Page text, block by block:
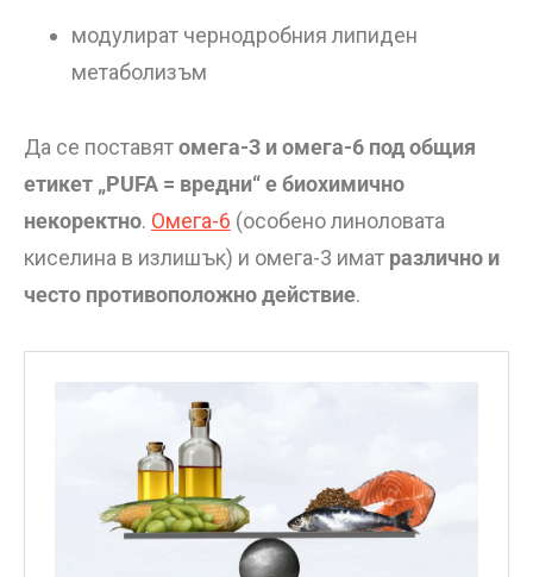
модулират чернодробния липиден
метаболизъм
Да се поставятомега-3 и омега-6 под общия
етикет „PUFA = вредни“ е биохимично
некоректно. Омега-6 (особено линоловата
киселина в излишък) и омега-3 имат различно и
често противоположно действие.